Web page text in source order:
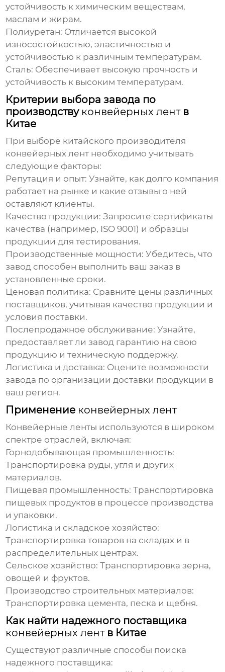
устойчивость к химическим веществам,
маслам и жирам.
Полиуретан: Отличается высокой
износостойкостью, эластичностью и
устойчивостью к различным температурам.
Сталь: Обеспечивает высокую прочность и
устойчивость к высоким температурам.
Критерии выбора завода по
производству конвейерных лентв
Китае
При выборе китайского производителя
конвейерных лент необходимо учитывать
следующие факторы:
Репутация и опыт: Узнайте, как долго компания
работает на рынке и какие отзывы о ней
оставляют клиенты.
Качество продукции: Запросите сертификаты
качества (например, ISO 9001) и образцы
продукции для тестирования.
Производственные мощности: Убедитесь, что
завод способен выполнить ваш заказ в
установленные сроки.
Ценовая политика: Сравните цены различных
поставщиков, учитывая качество продукции и
условия поставки.
Послепродажное обслуживание: Узнайте,
предоставляет ли завод гарантию на свою
продукцию и техническую поддержку.
Логистика и доставка: Оцените возможности
завода по организации доставки продукции в
ваш регион.
Применение конвейерных лент
Конвейерные ленты используются в широком
спектре отраслей, включая:
Горнодобывающая промышленность:
Транспортировка руды, угля и других
материалов.
Пищевая промышленность: Транспортировка
пищевых продуктов в процессе производства
и упаковки.
Логистика и складское хозяйство:
Транспортировка товаров на складах и в
распределительных центрах.
Сельское хозяйство: Транспортировка зерна,
овощей и фруктов.
Производство строительных материалов:
Транспортировка цемента, песка и щебня.
Как найти надежного поставщика
конвейерных лентв Китае
Существуют различные способы поиска
надежного поставщика: